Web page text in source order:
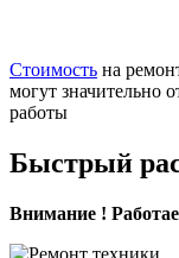
Стоимость на
могут значительно
работы
Быстрый
Внимание !